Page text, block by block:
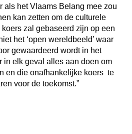
als het Vlaams Belang mee zou
kan zetten om de culturele
zal gebaseerd zijn op een
het ‘open wereldbeeld’ waar
gewaardeerd wordt in het
in elk geval alles aan doen om
en die onafhankelijke koers te
voor de toekomst.”